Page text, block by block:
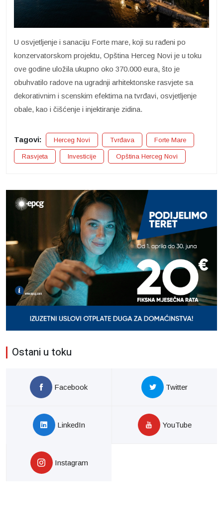
U osvjetljenje i sanaciju Forte mare, koji su rađeni po
konzervatorskom projektu, Opština Herceg Novi je u toku
ove godine uložila ukupno oko 370.000 eura, što je
obuhvatilo radove na ugradnji arhitektonske rasvjete sa
dekorativnim i scenskim efektima na tvrđavi, osvjetljenje
obale, kao i čišćenje i injektiranje zidina.
Tagovi: Herceg Novi Tvrđava Forte Mare
Rasvjeta Investicije Opština Herceg Novi
Ostani u toku
Facebook Twitter
LinkedIn YouTube
Instagram